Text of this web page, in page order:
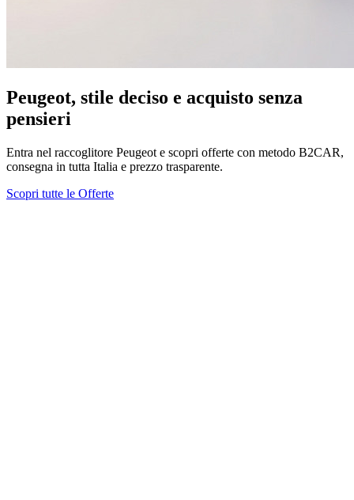
Peugeot, stile deciso e acquisto senza
pensieri
Entra nel raccoglitore Peugeot e scopri offerte con metodo B2CAR,
consegna in tutta Italia e prezzo trasparente.
Scopri tutte le Offerte